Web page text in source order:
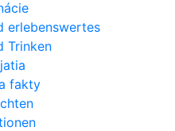
erlebenswertes
Trinken
fakty